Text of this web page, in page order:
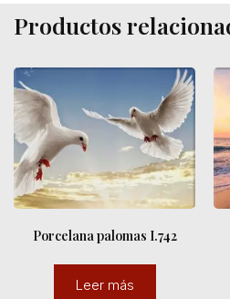
Productos
Porcelana palomas I.742
Leer más